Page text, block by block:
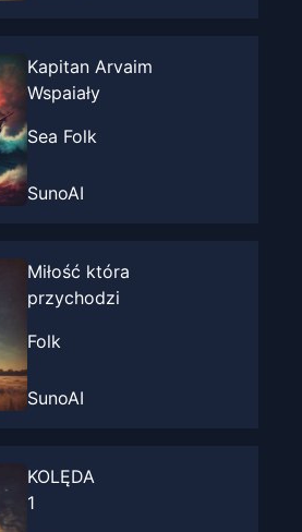
Kapitan Arvaim
Wspaiały
Sea Folk
SunoAI
Miłość która
przychodzi
Folk
SunoAI
KOLĘDA
1